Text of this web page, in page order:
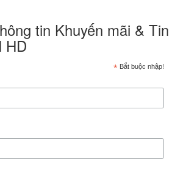
tin Khuyến mãi & Tin
HD
* Bắt buộc nhập!